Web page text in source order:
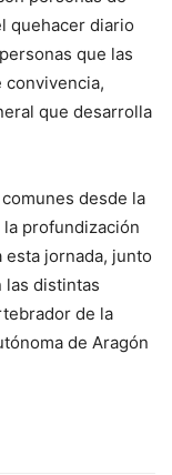
quehacer diario
que las
convivencia,
que desarrolla
desde la
profundización
jornada, junto
las distintas
de la
de Aragón